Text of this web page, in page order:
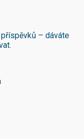
– dáváte